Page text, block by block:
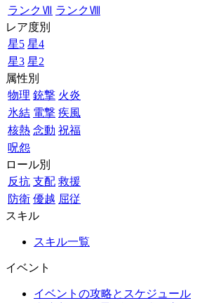
ランクⅦ ランクⅧ
レア度別
星5 星4
星3 星2
属性別
物理 銃撃 火炎
氷結 電撃 疾風
核熱 念動 祝福
呪怨
ロール別
反抗 支配 救援
防衛 優越 屈従
スキル
スキル一覧
イベント
イベントの攻略とスケジュール